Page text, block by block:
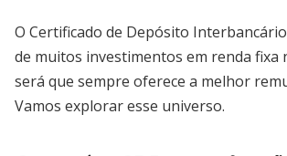
O Certificado de Depósito
de muitos investimentos em renda fixa
será que sempre oferece a melhor
Vamos explorar esse universo.